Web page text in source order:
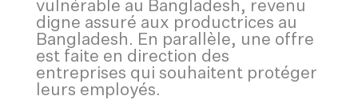
vulnérable au Bangladesh, revenu
digne assuré aux productrices au
Bangladesh. En parallèle, une offre
est faite en direction des
entreprises qui souhaitent protéger
leurs employés.